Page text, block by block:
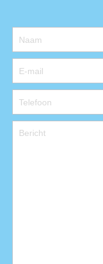
Contact